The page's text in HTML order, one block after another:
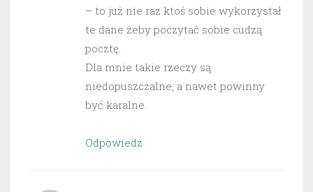
– to już nie raz ktoś sobie wykorzystał
te dane żeby poczytać sobie cudzą
pocztę.
Dla mnie takie rzeczy są
niedopuszczalne, a nawet powinny
być karalne.
Odpowiedz